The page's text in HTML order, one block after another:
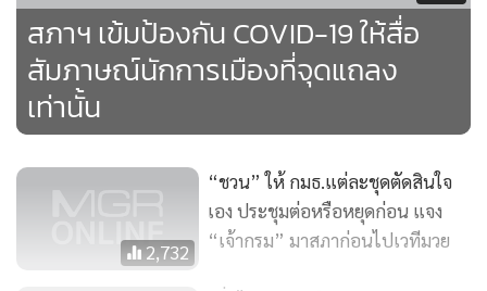
สภาฯ เข้มป้องกัน COVID-19 ให้สื่อ
สัมภาษณ์นักการเมืองที่จุดแถลง
เท่านั้น
2,732
“ชวน” ให้ กมธ.แต่ละชุดตัดสินใจ
เอง ประชุมต่อหรือหยุดก่อน แจง
“เจ้ากรม” มาสภาก่อนไปเวทีมวย